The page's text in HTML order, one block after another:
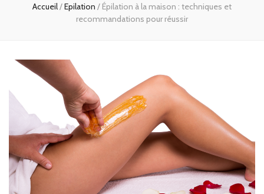
Accueil/Epilation / Épilation à la maison : techniques et
recommandations pour réussir